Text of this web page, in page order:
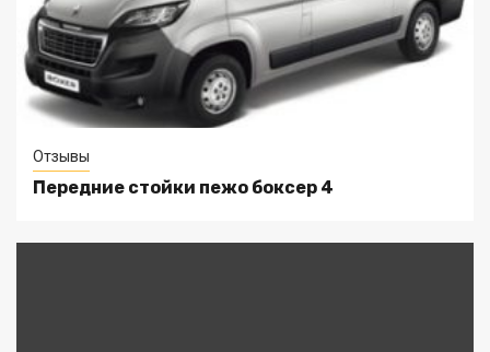
Отзывы
Передние стойки пежо боксер 4